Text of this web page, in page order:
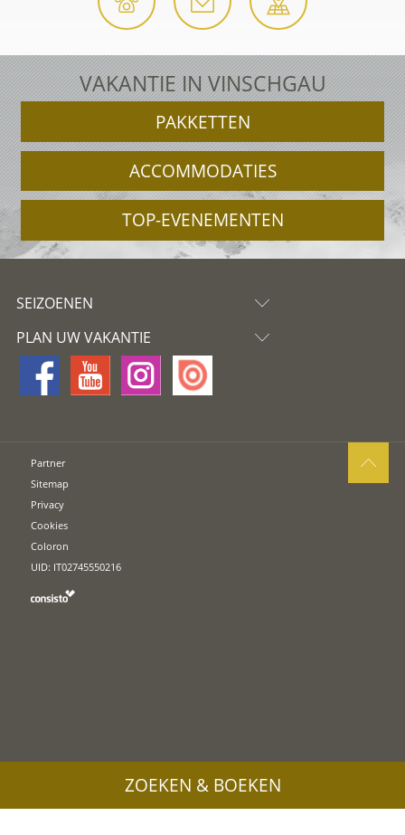
VAKANTIE IN VINSCHGAU
PAKKETTEN
ACCOMMODATIES
TOP-EVENEMENTEN
SEIZOENEN
PLAN UW VAKANTIE
Partner
Sitemap
Privacy
Cookies
Coloron
UID: IT02745550216
ZOEKEN & BOEKEN